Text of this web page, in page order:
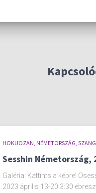
HOKUOZAN, NÉMETORSZÁG
Sesshin Németország,
Galéria: Kattints a képre!
2023 április 13-20.3:30